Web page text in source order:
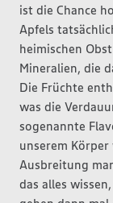
ist die Chance
Apfels
heimischen
Mineralien, die
Die Früchte
was die
sogenannte
unserem
Ausbreitung
das alles